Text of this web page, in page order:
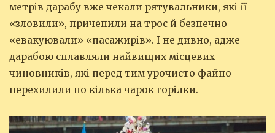
метрів дарабу вже чекали рятувальники, які її
«зловили», причепили на трос й безпечно
«евакуювали» «пасажирів». І не дивно, адже
дарабою сплавляли найвищих місцевих
чиновників, які перед тим урочисто файно
перехилили по кілька чарок горілки.